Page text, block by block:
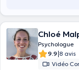
Chloé
Psychologue
9.9|8 avis
Vidéo